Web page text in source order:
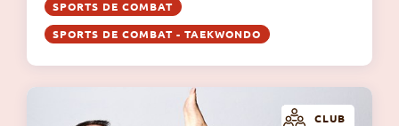
SPORTS DE COMBAT
SPORTS DE COMBAT - TAEKWONDO
CLUB